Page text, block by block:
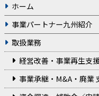
ホーム
事業パートナー九州紹介
取扱業務
経営改善・事業再生支
事業承継・M&A・廃業